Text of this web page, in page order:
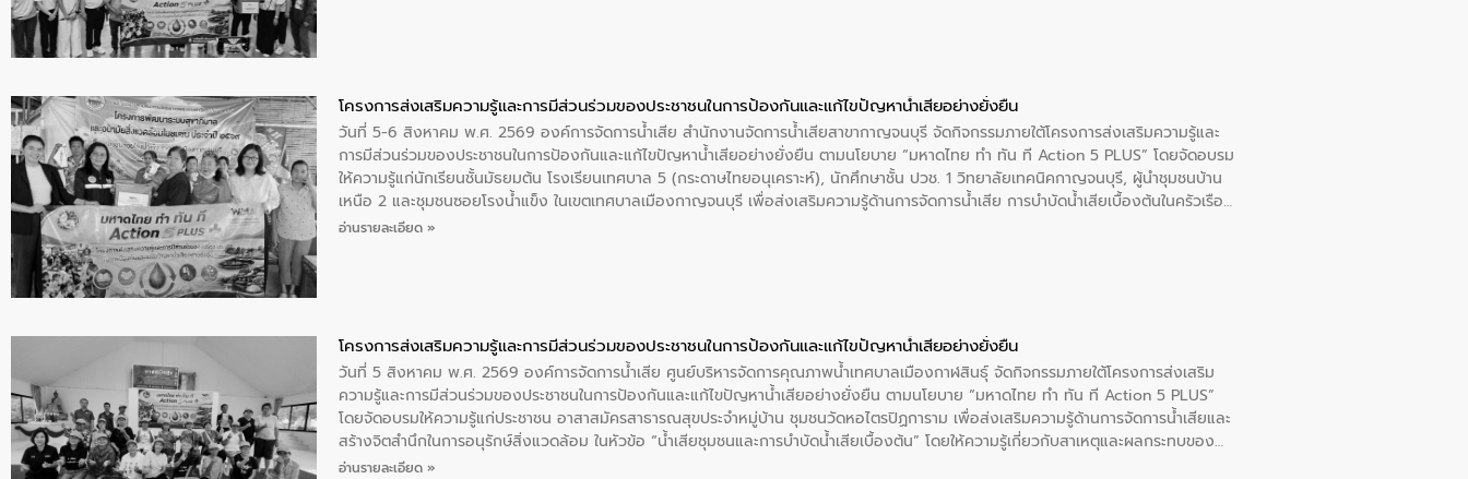
โครงการส่งเสริมความรู้และการมีส่วนร่วมของประชาชนในการป้องกันและแก้ไขปัญหาน้ำเสียอย่างยั่งยืน
วันที่ 5-6 สิงหาคม พ.ศ. 2569 องค์การจัดการน้ำเสีย สำนักงานจัดการน้ำเสียสาขากาญจนบุรี จัดกิจกรรมภายใต้โครงการส่งเสริมความรู้และ
การมีส่วนร่วมของประชาชนในการป้องกันและแก้ไขปัญหาน้ำเสียอย่างยั่งยืน ตามนโยบาย “มหาดไทย ทำ ทัน ที Action 5 PLUS” โดยจัดอบรม
ให้ความรู้แก่นักเรียนชั้นมัธยมต้น โรงเรียนเทศบาล 5 (กระดาษไทยอนุเคราะห์), นักศึกษาชั้น ปวช. 1 วิทยาลัยเทคนิคกาญจนบุรี, ผู้นำชุมชนบ้าน
เหนือ 2 และชุมชนซอยโรงน้ำแข็ง ในเขตเทศบาลเมืองกาญจนบุรี เพื่อส่งเสริมความรู้ด้านการจัดการน้ำเสีย การบำบัดน้ำเสียเบื้องต้นในครัวเรือน
และสร้างจิตสำนึกในการอนุรักษ์สิ่งแวดล้อม
อ่านรายละเอียด »
โครงการส่งเสริมความรู้และการมีส่วนร่วมของประชาชนในการป้องกันและแก้ไขปัญหาน้ำเสียอย่างยั่งยืน
วันที่ 5 สิงหาคม พ.ศ. 2569 องค์การจัดการน้ำเสีย ศูนย์บริหารจัดการคุณภาพน้ำเทศบาลเมืองกาฬสินธุ์ จัดกิจกรรมภายใต้โครงการส่งเสริม
ความรู้และการมีส่วนร่วมของประชาชนในการป้องกันและแก้ไขปัญหาน้ำเสียอย่างยั่งยืน ตามนโยบาย “มหาดไทย ทำ ทัน ที Action 5 PLUS”
โดยจัดอบรมให้ความรู้แก่ประชาชน อาสาสมัครสาธารณสุขประจำหมู่บ้าน​ ชุมชนวัดหอไตรปิฏการาม เพื่อส่งเสริมความรู้ด้านการจัดการน้ำเสียและ
สร้างจิตสำนึกในการอนุรักษ์สิ่งแวดล้อม ในหัวข้อ “น้ำเสียชุมชนและการบำบัดน้ำเสียเบื้องต้น” โดยให้ความรู้เกี่ยวกับสาเหตุและผลกระทบของน้ำ
เสีย แนวทางการลดการเกิดน้ำเสียจากแหล่งกำเนิด การบำบัดน้ำเสียเบื้องต้นในครัวเรือน ณ ชุมชนวัดหอไตรปิฏการาม อำเภอเมืองกาฬสินธุ์
อ่านรายละเอียด »